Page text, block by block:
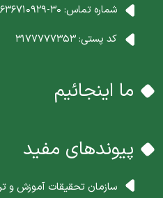
شماره تماس: 30-02636710929
کد پستی:3177777353
ما اینجائیم
پیوندهای مفید
سازمان تحقیقات آموزش و